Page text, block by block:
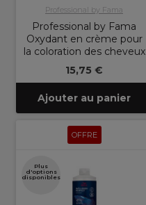
Professional by Fama
Professional by Fama
Oxydant en crème pour
la coloration des cheveux
15,75 €
Ajouter au panier
OFFRE
Plus
d'options
disponibles